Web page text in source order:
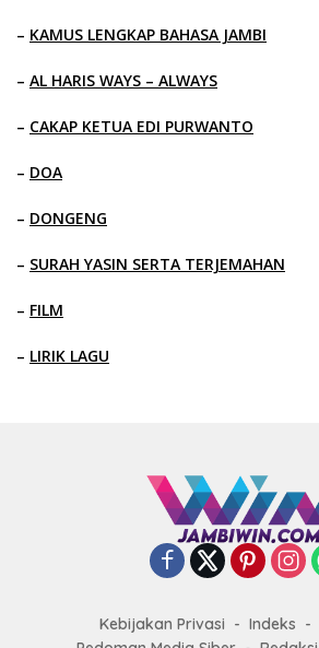
– KAMUS LENGKAP BAHASA JAMBI
– AL HARIS WAYS – ALWAYS
– CAKAP KETUA EDI PURWANTO
– DOA
– DONGENG
– SURAH YASIN SERTA TERJEMAHAN
– FILM
– LIRIK LAGU
Kebijakan Privasi Indeks